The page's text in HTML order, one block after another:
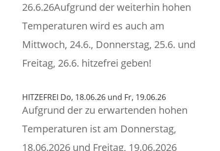
26.6.26Aufgrund der weiterhin hohen
Temperaturen wird es auch am
Mittwoch, 24.6., Donnerstag, 25.6. und
Freitag, 26.6. hitzefrei geben!
HITZEFREI Do, 18.06.26 und Fr, 19.06.26
Aufgrund der zu erwartenden hohen
Temperaturen ist am Donnerstag,
18.06.2026 und Freitag, 19.06.2026